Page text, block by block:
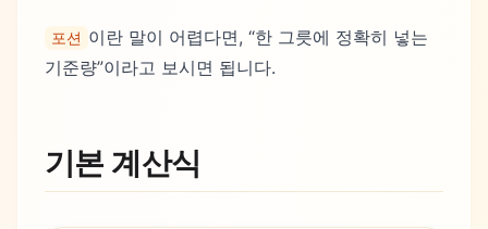
포션 이란 말이 어렵다면, “한 그릇에 정확히 넣는
기준량”이라고 보시면 됩니다.
기본 계산식